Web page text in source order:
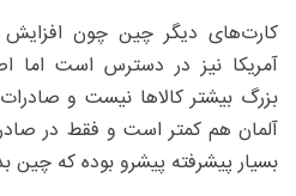
کارت‌های دیگر چین چون
آمریکا نیز در دسترس است اما
بزرگ بیشتر کالاها نیست و صادرات
آلمان هم کمتر است و فقط در
بسیار پیشرفته پیشرو بوده که چین